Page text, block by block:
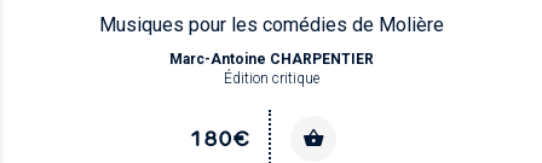
Musiques pour les comédies de Molière
Marc-Antoine CHARPENTIER
Édition critique
180€